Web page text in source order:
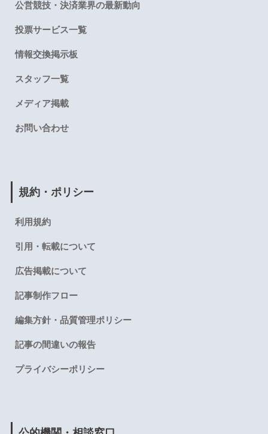
公営競技・決済業界の最新動向
投票サービス一覧
情報交換掲示板
スタッフ一覧
メディア掲載
お問い合わせ
規約・ポリシー
利用規約
引用・転載について
広告掲載について
記事制作フロー
編集方針・品質管理ポリシー
記事の間違いの報告
プライバシーポリシー